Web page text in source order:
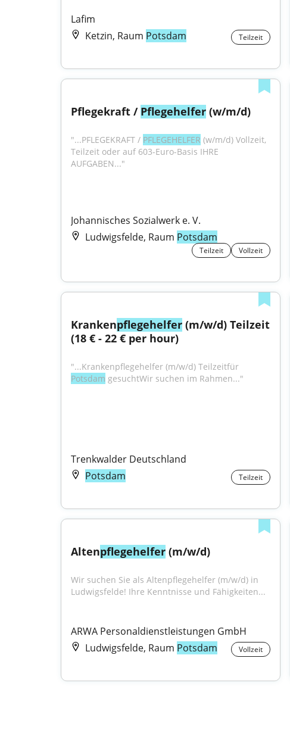
Lafim
Ketzin, Raum Potsdam Teilzeit
Pflegekraft / Pflegehelfer (w/m/d)
"...PFLEGEKRAFT / PFLEGEHELFER (w/m/d) Vollzeit,
Teilzeit oder auf 603-Euro-Basis IHRE
AUFGABEN..."
Johannisches Sozialwerk e. V.
Ludwigsfelde, Raum Potsdam
Teilzeit Vollzeit
Krankenpflegehelfer (m/w/d) Teilzeit
(18 € - 22 € per hour)
Potsdam gesuchtWir suchen im Rahmen..."
Trenkwalder Deutschland
Potsdam
Teilzeit
Altenpflegehelfer (m/w/d)
Wir suchen Sie als Altenpflegehelfer (m/w/d) in
Ludwigsfelde! Ihre Kenntnisse und Fähigkeiten...
ARWA Personaldienstleistungen GmbH
Ludwigsfelde, Raum Potsdam Vollzeit